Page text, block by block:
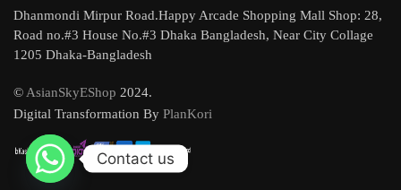
Dhanmondi Mirpur Road.Happy Arcade Shopping Mall Shop: 28,
Road no.#3 House No.#3 Dhaka Bangladesh, Near City Collage
1205 Dhaka-Bangladesh
© AsianSkyEShop 2024.
Digital Transformation By PlanKori
Contact us